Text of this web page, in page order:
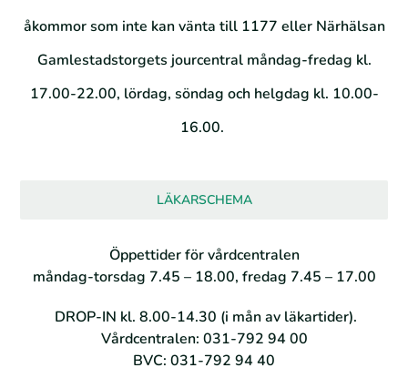
åkommor som inte kan vänta till 1177 eller Närhälsan
Gamlestadstorgets jourcentral måndag-fredag kl.
17.00-22.00, lördag, söndag och helgdag kl. 10.00-
16.00.
LÄKARSCHEMA
Öppettider för vårdcentralen
måndag-torsdag 7.45 – 18.00, fredag 7.45 – 17.00
DROP-IN kl. 8.00-14.30 (i mån av läkartider).
Vårdcentralen: 031-792 94 00
BVC: 031-792 94 40